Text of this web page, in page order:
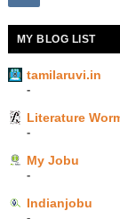
MY BLOG LIST
tamilaruvi.in
-
Literature
-
My Jobu
-
Indianjobu